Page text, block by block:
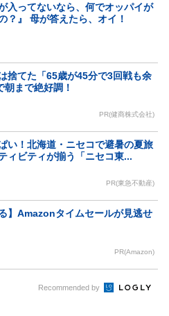
入ってないなら、何でオッパイが
？』 母が答えたら、オイ！
捨てた「65歳が45分で3回戦も余
朝まで絶好調！
PR(健商株式会社)
い！北海道・ニセコで避暑の夏旅
ィビティが揃う「ニセコ東...
PR(東急不動産)
る】Amazonタイムセールが見逃せ
PR(Amazon)
Recommended by